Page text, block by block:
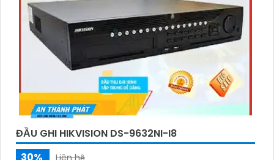
ĐẦU GHI HIKVISION DS-9632NI-I8
30%
Liên hệ